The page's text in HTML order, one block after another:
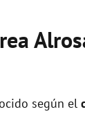
según el